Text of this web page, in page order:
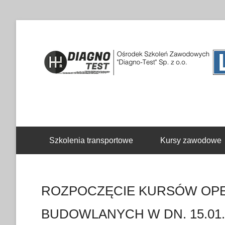
Szkolenia transportowe
Kursy zawodowe
ROZPOCZĘCIE KURSÓW
BUDOWLANYCH W DN.